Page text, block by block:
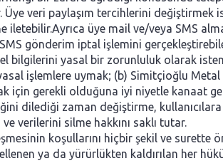
Üye veri paylaşım tercihlerini
iletebilir.Ayrıca üye mail ve/veya SMS
gönderim iptal işlemini
bilgilerini yasal bir zorunluluk olarak
işlemlere uymak; (b) Simitçioğlu
için gerekli olduğuna iyi niyetle kanaat
dilediği zaman değiştirme,
verilerini silme hakkını saklı tutar.
koşullarını hiçbir şekil ve surette
ya da yürürlükten kaldırılan her